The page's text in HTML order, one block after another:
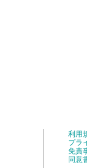
利用
プラ
免責
同意